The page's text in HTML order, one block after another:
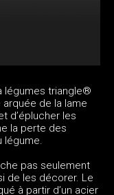
légumes triangle®
de la lame
d’éplucher les
la perte des
légume.
pas seulement
de les décorer. Le
à partir d’un acier